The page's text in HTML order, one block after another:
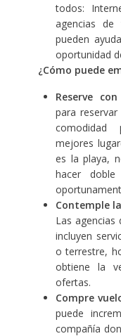
todos:
agencias
pueden
oportunidad
¿Cómo puede
Reserve
para
comodidad
mejores
es la playa,
hacer
Contemple
Las
incluyen
o terrestre,
obtiene la
ofertas.
Compre
puede
compañía